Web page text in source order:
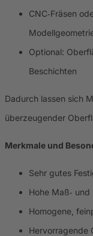
CNC‑Fräsen
Optional:
Beschichten
Dadurch lassen sich
überzeugender
Merkmale und
Sehr gutes
Hohe Maß‑
Homogene,
Hervorragende